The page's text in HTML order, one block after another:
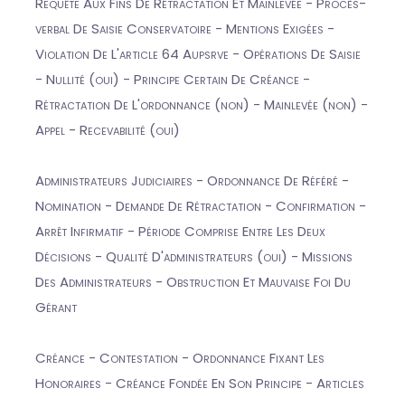
verbal De Saisie Conservatoire - Mentions Exigées -
Violation De L'article 64 Aupsrve - Opérations De Saisie
- Nullité (oui) - Principe Certain De Créance -
Rétractation De L'ordonnance (non) - Mainlevée (non) -
Appel - Recevabilité (oui)
Administrateurs Judiciaires - Ordonnance De Référé -
Nomination - Demande De Rétractation - Confirmation -
Arrêt Infirmatif - Période Comprise Entre Les Deux
Décisions - Qualité D'administrateurs (oui) - Missions
Des Administrateurs - Obstruction Et Mauvaise Foi Du
Gérant
Créance - Contestation - Ordonnance Fixant Les
Honoraires - Créance Fondée En Son Principe - Articles